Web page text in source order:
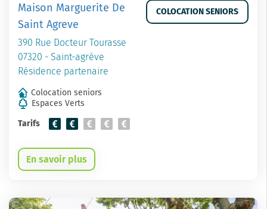
Maison Marguerite De
Saint Agreve
390 Rue Docteur Tourasse
07320 - Saint-agrève
Résidence partenaire
COLOCATION SENIORS
Colocation seniors
Espaces Verts
Tarifs
En savoir plus